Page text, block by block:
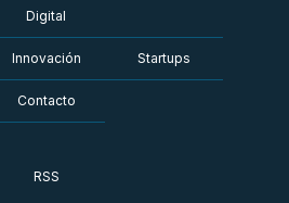
Digital
Innovación Startups
Contacto
RSS